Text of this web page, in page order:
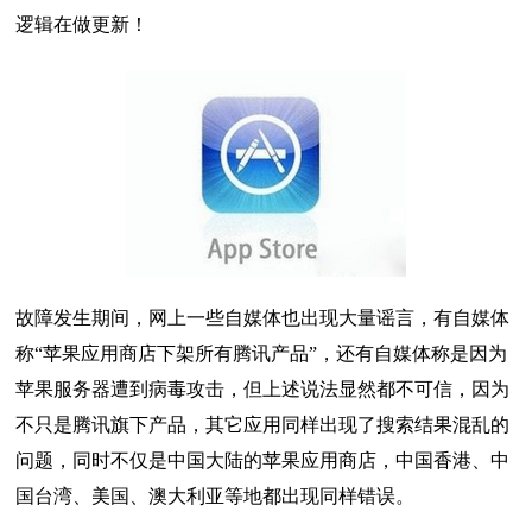
逻辑在做更新！
故障发生期间，网上一些自媒体也出现大量谣言，有自媒体
称“苹果应用商店下架所有腾讯产品”，还有自媒体称是因为
苹果服务器遭到病毒攻击，但上述说法显然都不可信，因为
不只是腾讯旗下产品，其它应用同样出现了搜索结果混乱的
问题，同时不仅是中国大陆的苹果应用商店，中国香港、中
国台湾、美国、澳大利亚等地都出现同样错误。